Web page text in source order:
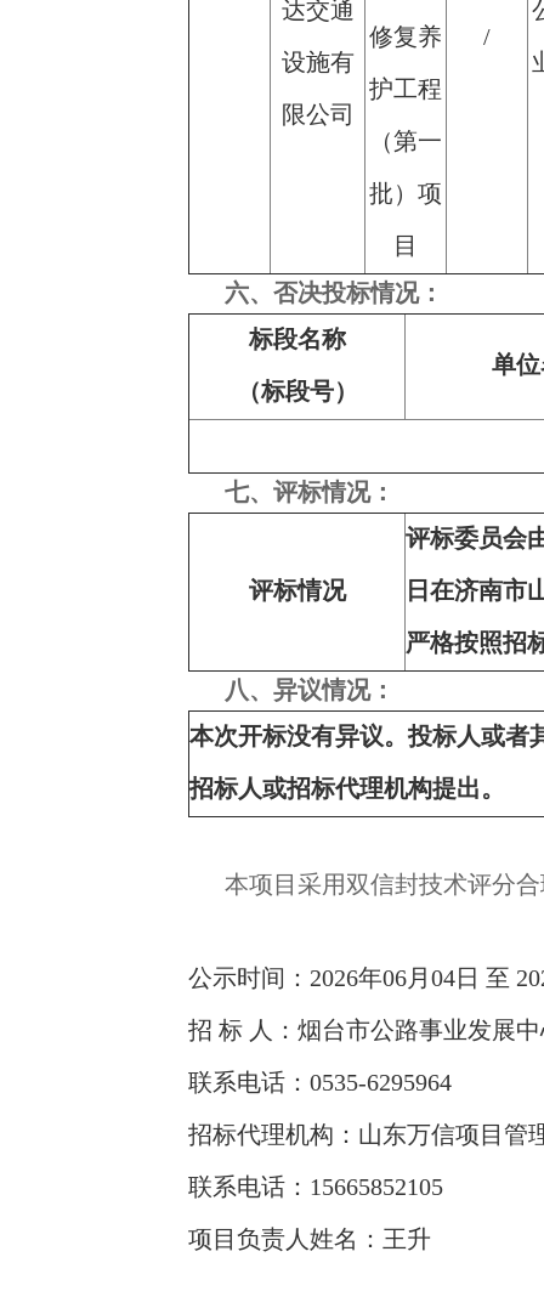
达交通
设施有
限公司
修复养
护工程
（第一
批）项
目
/
六、否决投标情况：
标段名称
（标段号）
单
七、评标情况：
评标情况
评标委员会
日在济南市
严格按照招
八、异议情况：
本次开标没有异议。投标人或者
招标人或招标代理机构提出。
本项目采用双信封技术评分
公示时间：2026年06月04日 至
招 标 人：烟台市公路事业发展
联系电话：0535-6295964
招标代理机构：山东万信项目管
联系电话：15665852105
项目负责人姓名：王升